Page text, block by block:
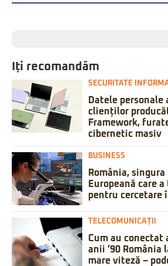
Iți recomandăm
SECURITATE
Datele
clienților
Framework,
cibernetic masiv
BUSINESS
România,
Europeană care
pentru cercetare
TELECOMUNICAȚII
Cum au conectat
anii ’90
mare viteză –